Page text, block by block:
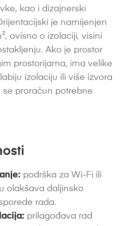
kao i dizajnerski
je namijenjen
ovisno o izolaciji, visini
Ako je prostor
prostorijama, ima velike
izolaciju ili više izvora
proračun potrebne
podrška za Wi-Fi ili
olakšava daljinsko
rada.
prilagođava rad